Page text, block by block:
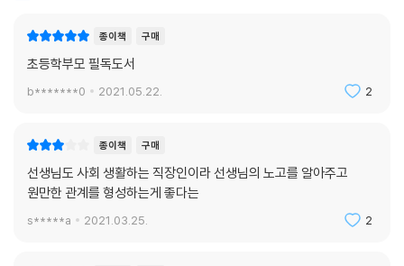
종이책 구매
초등학부모 필독도서
b*******0 2021.05.22. 2
종이책 구매
선생님도 사회 생활하는 직장인이라 선생님의 노고를 알아주고
원만한 관계를 형성하는게 좋다는
s*****a 2021.03.25. 2